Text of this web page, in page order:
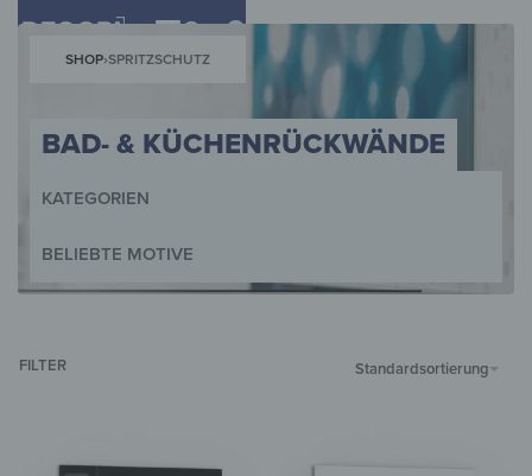
SHOP›SPRITZSCHUTZ
BAD- & KÜCHENRÜCKWÄNDE
KATEGORIEN
WANDBILDER
HERDABDECKPLATTEN
TISCHE
BELIEBTE MOTIVE
Standardsortierung
FILTER